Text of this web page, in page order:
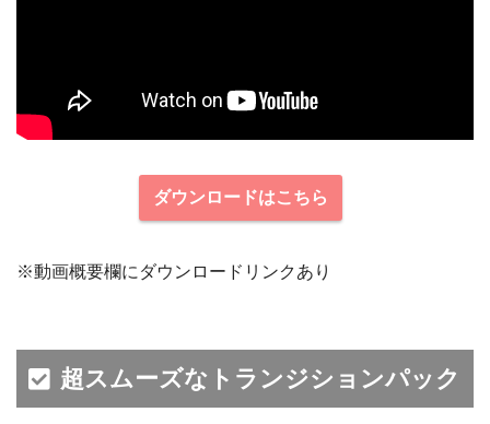
ダウンロードはこちら
※動画概要欄にダウンロードリンクあり
超スムーズなトランジションパック